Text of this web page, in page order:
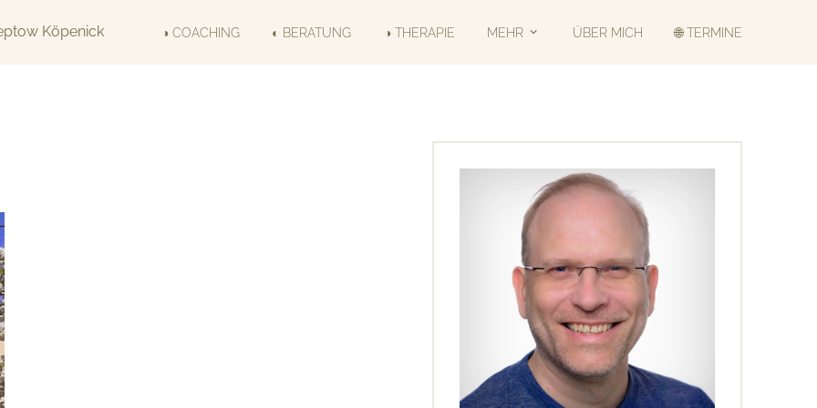
◑ COACHING ◐ BERATUNG ◑ THERAPIE MEHR ÜBER MICH 🌐 TERMINE